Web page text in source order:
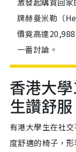
牌赫曼米勒（
價竟高達
一番討論。
香港大
生讚舒
有港大學生在社
度舒適的椅子，